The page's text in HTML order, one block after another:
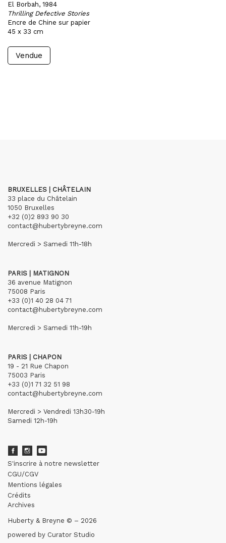
El Borbah, 1984
Thrilling Defective Stories
Encre de Chine sur papier
45 x 33 cm
Vendue
BRUXELLES | CHÂTELAIN
33 place du Châtelain
1050 Bruxelles
+32 (0)2 893 90 30
contact@hubertybreyne.com
Mercredi > Samedi 11h-18h
PARIS | MATIGNON
36 avenue Matignon
75008 Paris
+33 (0)1 40 28 04 71
contact@hubertybreyne.com
Mercredi > Samedi 11h-19h
PARIS | CHAPON
19 - 21 Rue Chapon
75003 Paris
+33 (0)1 71 32 51 98
contact@hubertybreyne.com
Mercredi > Vendredi 13h30-19h
Samedi 12h-19h
S'inscrire à notre newsletter
CGU/CGV
Mentions légales
Crédits
Archives
Huberty & Breyne © – 2026
powered by Curator Studio